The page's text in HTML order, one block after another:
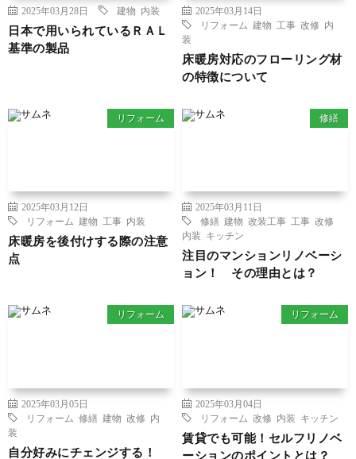
2025年03月28日 建物 内装
日本で用いられているＲＡＬ
基準の製品
2025年03月14日
リフォーム
建物 工事 改修
内
装
床暖房対応のフローリング材
の特徴について
リフォーム
2025年03月12日
リフォーム
建物 工事 内装
床暖房を後付けする際の注意
点
修繕
2025年03月11日
修繕 建物 改装工事 工事 改修
内装
キッチン
注目のマンションリノベーシ
ョン！ その理由とは？
リフォーム
2025年03月05日
リフォーム
修繕 建物 改修
内
装
自分好みにチェンジする！
リフォーム
2025年03月04日
リフォーム
改修 内装 キッチン
賃貸でも可能！セルフリノベ
ーションのポイントとは？